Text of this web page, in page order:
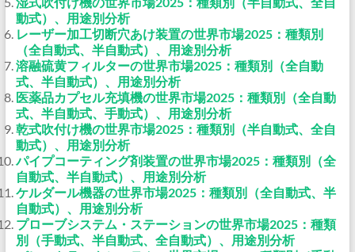
動式）、用途別分析
レーザー加工切断穴あけ装置の世界市場2025：種類別
（全自動式、半自動式）、用途別分析
溶融硫黄フィルターの世界市場2025：種類別（全自動
式、半自動式）、用途別分析
医薬品カプセル充填機の世界市場2025：種類別（全自動
式、半自動式、手動式）、用途別分析
乾式吹付け機の世界市場2025：種類別（半自動式、全自
動式）、用途別分析
パイプコーティング剤装置の世界市場2025：種類別（全
自動式、半自動式）、用途別分析
ケルダール機器の世界市場2025：種類別（全自動式、半
自動式）、用途別分析
プローブシステム・ステーションの世界市場2025：種類
別（手動式、半自動式、全自動式）、用途別分析